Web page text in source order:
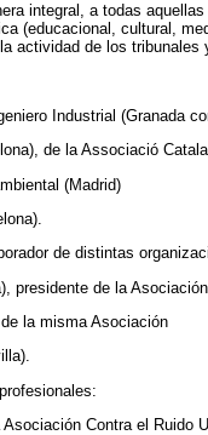
integral, a todas
(educacional, cultural,
actividad de los
Industrial (Granada
de la Associació
(Madrid)
de distintas
presidente de la
la misma Asociación
Contra el Ruido